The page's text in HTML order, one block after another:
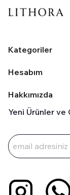
Kategoriler
Hesabım
Hakkımızda
Yeni Ürünler